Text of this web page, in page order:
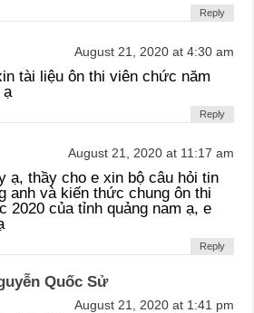
Reply
August 21, 2020 at 4:30 am
tài liệu ôn thi viên chức năm
ạ
Reply
August 21, 2020 at 11:17 am
ạ, thầy cho e xin bộ câu hỏi tin
anh và kiến thức chung ôn thi
2020 của tỉnh quảng nam ạ, e
Reply
Quốc Sử
August 21, 2020 at 1:41 pm